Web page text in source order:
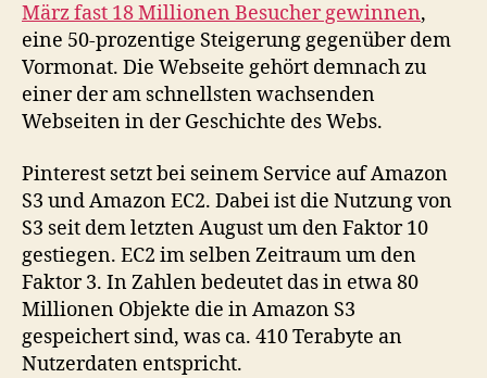
März fast 18 Millionen Besucher gewinnen,
eine 50-prozentige Steigerung gegenüber dem
Vormonat. Die Webseite gehört demnach zu
einer der am schnellsten wachsenden
Webseiten in der Geschichte des Webs.
Pinterest setzt bei seinem Service auf Amazon
S3 und Amazon EC2. Dabei ist die Nutzung von
S3 seit dem letzten August um den Faktor 10
gestiegen. EC2 im selben Zeitraum um den
Faktor 3. In Zahlen bedeutet das in etwa 80
Millionen Objekte die in Amazon S3
gespeichert sind, was ca. 410 Terabyte an
Nutzerdaten entspricht.